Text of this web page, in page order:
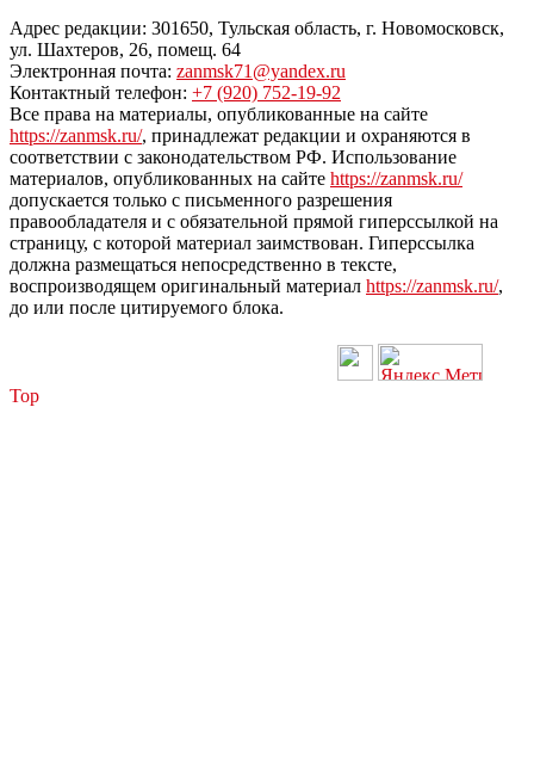
Адрес редакции: 301650, Тульская область, г. Новомосковск,
ул. Шахтеров, 26, помещ. 64
Электронная почта: zanmsk71@yandex.ru
Контактный телефон: +7 (920) 752-19-92
Все права на материалы, опубликованные на сайте
https://zanmsk.ru/, принадлежат редакции и охраняются в
соответствии с законодательством РФ. Использование
материалов, опубликованных на сайте https://zanmsk.ru/
допускается только с письменного разрешения
правообладателя и с обязательной прямой гиперссылкой на
страницу, с которой материал заимствован. Гиперссылка
должна размещаться непосредственно в тексте,
воспроизводящем оригинальный материал https://zanmsk.ru/,
до или после цитируемого блока.
Top